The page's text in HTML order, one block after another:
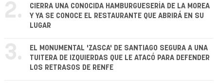
2.
CIERRA UNA CONOCIDA HAMBURGUESERÍA DE LA MOREA
Y YA SE CONOCE EL RESTAURANTE QUE ABRIRÁ EN SU
LUGAR
3.
EL MONUMENTAL 'ZASCA' DE SANTIAGO SEGURA A UNA
TUITERA DE IZQUIERDAS QUE LE ATACÓ PARA DEFENDER
LOS RETRASOS DE RENFE